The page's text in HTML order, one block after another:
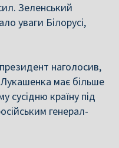
Зеленський
уваги Білорусі,
наголосив,
має більше
сусідню країну під
генерал-